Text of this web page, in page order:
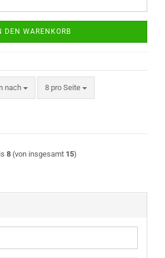
DEN WARENKORB
nach
nach 8 pro Seite
pro Seite
8(von insgesamt 15)